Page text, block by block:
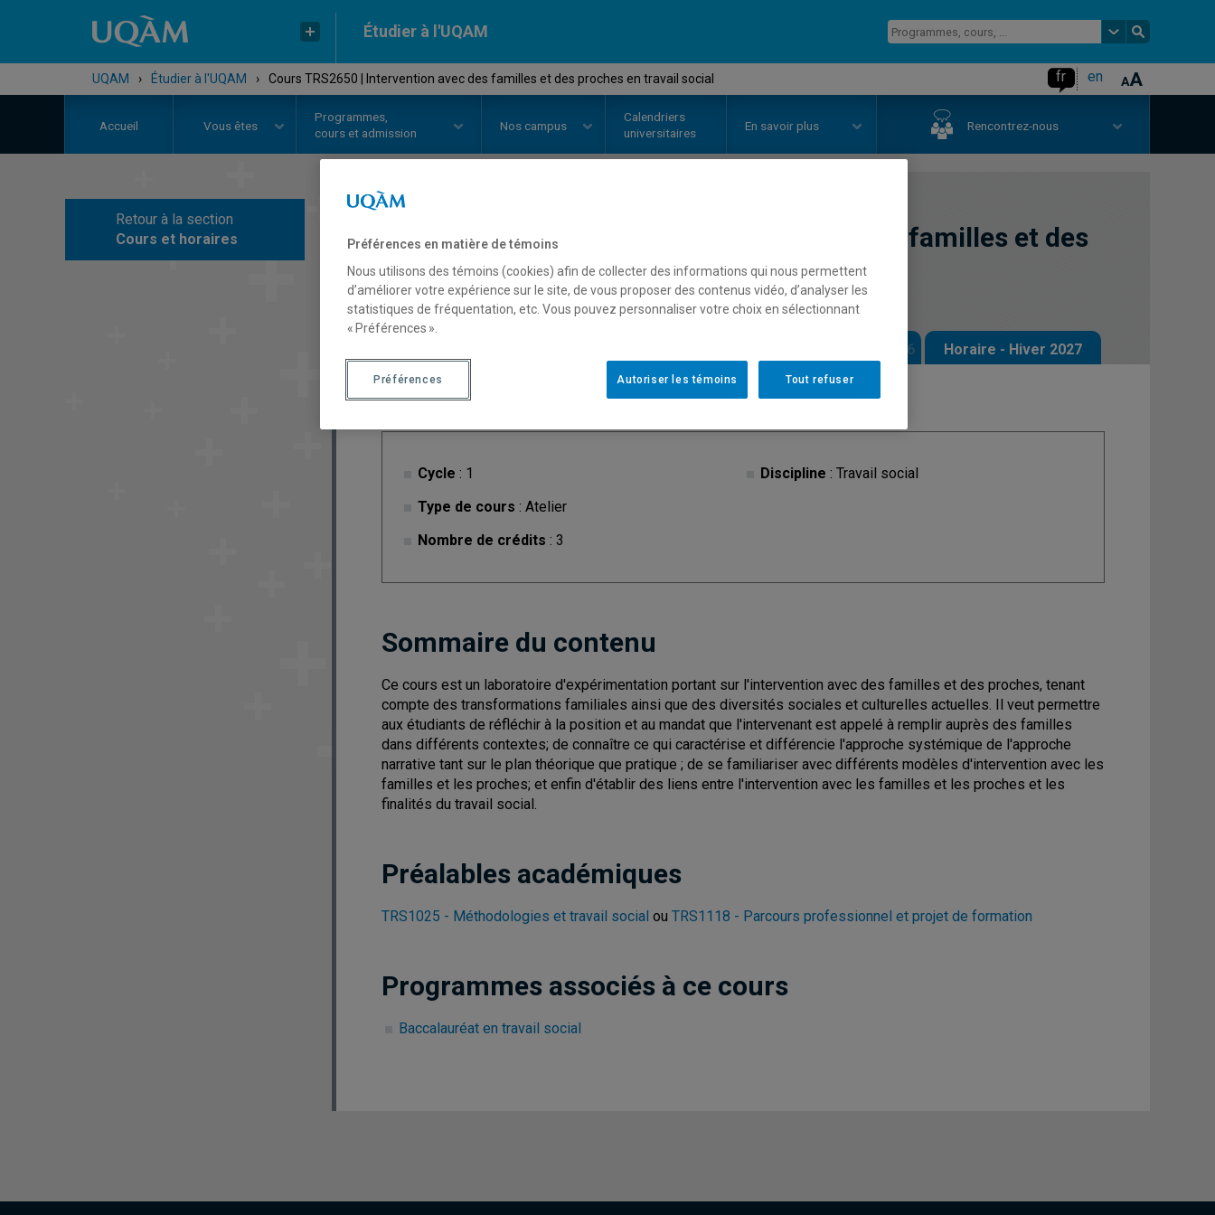
Étudier à l'UQAM
UQAM › Étudier à l'UQAM › Cours TRS2650 | Intervention avec des familles et des proches en travail social fr en
Accueil Vous êtes
Programmes,
cours et admission
Nos campus
Calendriers
universitaires
En savoir plus Rencontrez-nous
Retour à la section
Cours et horaires
COURS// TRS2650
Intervention avec des familles et des
proches en travail social
Horaire - Automne 2026 Horaire - Hiver 2027
Cycle : 1
Type de cours : Atelier
Nombre de crédits : 3
Discipline : Travail social
Sommaire du contenu
Ce cours est un laboratoire d'expérimentation portant sur l'intervention avec des familles et des proches, tenant
compte des transformations familiales ainsi que des diversités sociales et culturelles actuelles. Il veut permettre
aux étudiants de réfléchir à la position et au mandat que l'intervenant est appelé à remplir auprès des familles
dans différents contextes; de connaître ce qui caractérise et différencie l'approche systémique de l'approche
narrative tant sur le plan théorique que pratique ; de se familiariser avec différents modèles d'intervention avec les
familles et les proches; et enfin d'établir des liens entre l'intervention avec les familles et les proches et les
finalités du travail social.
Préalables académiques
TRS1025 - Méthodologies et travail social ou TRS1118 - Parcours professionnel et projet de formation
Programmes associés à ce cours
Baccalauréat en travail social
Préférences en matière de témoins
Nous utilisons des témoins (cookies) afin de collecter des informations qui nous permettent
d’améliorer votre expérience sur le site, de vous proposer des contenus vidéo, d’analyser les
statistiques de fréquentation, etc. Vous pouvez personnaliser votre choix en sélectionnant
« Préférences ».
Tout refuser
Autoriser les témoins
Préférences